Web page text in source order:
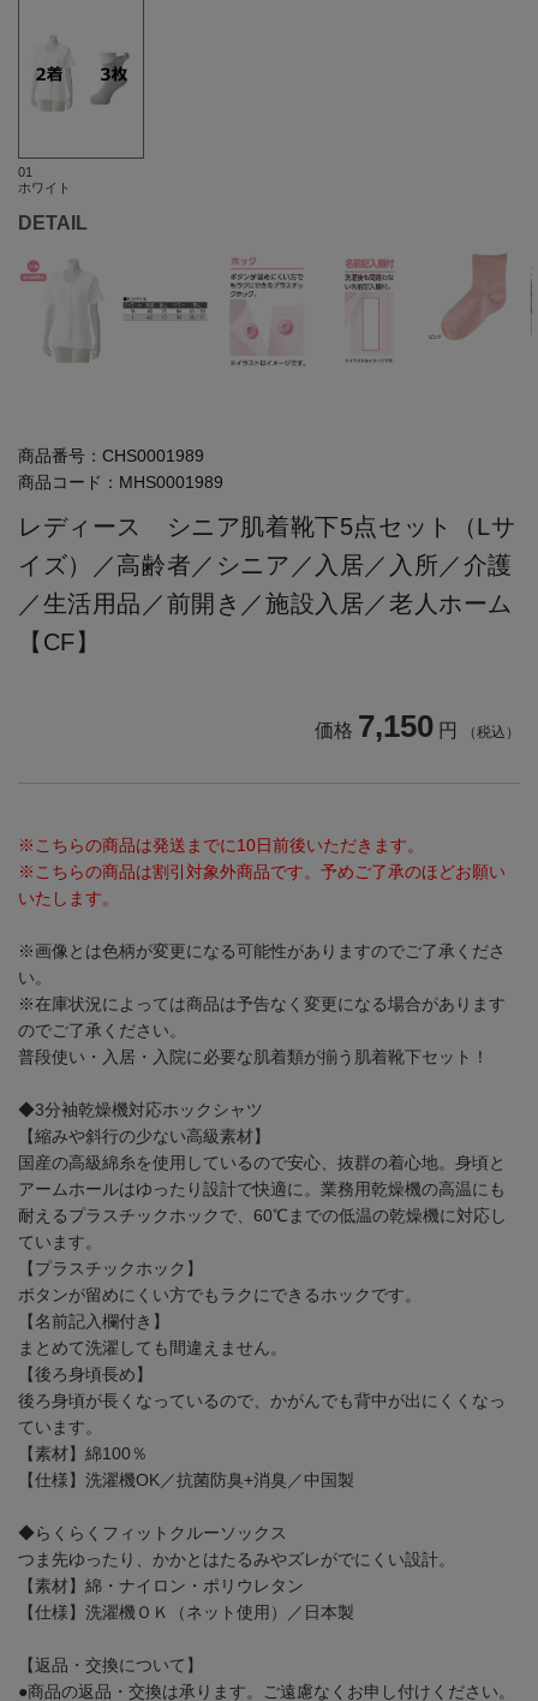
01
ホワイト
DETAIL
商品番号： CHS0001989
商品コード： MHS0001989
レディース シニア肌着靴下5点セット（Lサ
イズ）／高齢者／シニア／入居／入所／介護
／生活用品／前開き／施設入居／老人ホーム
【CF】
価格 7,150 円 （税込）
※こちらの商品は発送までに10日前後いただきます。
※こちらの商品は割引対象外商品です。予めご了承のほどお願い
いたします。
※画像とは色柄が変更になる可能性がありますのでご了承くださ
い。
※在庫状況によっては商品は予告なく変更になる場合があります
のでご了承ください。
普段使い・入居・入院に必要な肌着類が揃う肌着靴下セット！
◆3分袖乾燥機対応ホックシャツ
【縮みや斜行の少ない高級素材】
国産の高級綿糸を使用しているので安心、抜群の着心地。身頃と
アームホールはゆったり設計で快適に。業務用乾燥機の高温にも
耐えるプラスチックホックで、60℃までの低温の乾燥機に対応し
ています。
【プラスチックホック】
ボタンが留めにくい方でもラクにできるホックです。
【名前記入欄付き】
まとめて洗濯しても間違えません。
【後ろ身頃長め】
後ろ身頃が長くなっているので、かがんでも背中が出にくくなっ
ています。
【素材】綿100％
【仕様】洗濯機OK／抗菌防臭+消臭／中国製
◆らくらくフィットクルーソックス
つま先ゆったり、かかとはたるみやズレがでにくい設計。
【素材】綿・ナイロン・ポリウレタン
【仕様】洗濯機ＯＫ（ネット使用）／日本製
【返品・交換について】
●商品の返品・交換は承ります。ご遠慮なくお申し付けください。